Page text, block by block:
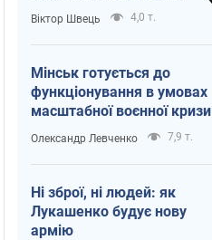
і Путіна?
Віктор Швець 4,0 т.
Мінськ готується до
функціонування в умовах
масштабної воєнної кризи
Олександр Левченко 7,9 т.
Ні зброї, ні людей: як
Лукашенко будує нову
армію